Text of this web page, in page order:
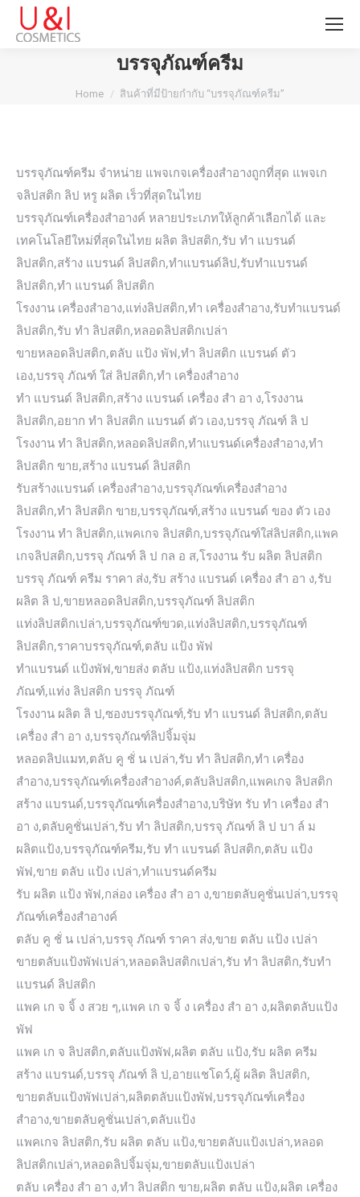
บรรจุภัณฑ์ครีม
You are here:
Home สินค้าที่มีป้ายกำกับ “บรรจุภัณฑ์ครีม”
บรรจุภัณฑ์ครีม จำหน่าย แพจเกจเครื่องสำอางถูกที่สุด แพจเก
จลิปสติก ลิป หรู ผลิต เร็วที่สุดในไทย
บรรจุภัณฑ์เครื่องสำอางค์ หลายประเภทให้ลูกค้าเลือกได้ และ
เทคโนโลยีใหม่ที่สุดในไทย ผลิต ลิปสติก,รับ ทำ แบรนด์
ลิปสติก,สร้าง แบรนด์ ลิปสติก,ทำแบรนด์ลิป,รับทำแบรนด์
ลิปสติก,ทำ แบรนด์ ลิปสติก
โรงงาน เครื่องสำอาง,แท่งลิปสติก,ทำ เครื่องสำอาง,รับทำแบรนด์
ลิปสติก,รับ ทํา ลิปสติก,หลอดลิปสติกเปล่า
ขายหลอดลิปสติก,ตลับ แป้ง พัฟ,ทํา ลิปสติก แบรนด์ ตัว
เอง,บรรจุ ภัณฑ์ ใส่ ลิปสติก,ทำ เครื่องสำอาง
ทำ แบรนด์ ลิปสติก,สร้าง แบรนด์ เครื่อง สํา อา ง,โรงงาน
ลิปสติก,อยาก ทำ ลิปสติก แบรนด์ ตัว เอง,บรรจุ ภัณฑ์ ลิ ป
โรงงาน ทำ ลิปสติก,หลอดลิปสติก,ทําแบรนด์เครื่องสําอาง,ทํา
ลิปสติก ขาย,สร้าง แบรนด์ ลิปสติก
รับสร้างแบรนด์ เครื่องสําอาง,บรรจุภัณฑ์เครื่องสำอาง
ลิปสติก,ทํา ลิปสติก ขาย,บรรจุภัณฑ์,สร้าง แบรนด์ ของ ตัว เอง
โรงงาน ทำ ลิปสติก,แพคเกจ ลิปสติก,บรรจุภัณฑ์ใส่ลิปสติก,แพค
เกจลิปสติก,บรรจุ ภัณฑ์ ลิ ป กล อ ส,โรงงาน รับ ผลิต ลิปสติก
บรรจุ ภัณฑ์ ครีม ราคา ส่ง,รับ สร้าง แบรนด์ เครื่อง สํา อา ง,รับ
ผลิต ลิ ป,ขายหลอดลิปสติก,บรรจุภัณฑ์ ลิปสติก
แท่งลิปสติกเปล่า,บรรจุภัณฑ์ขวด,แท่งลิปสติก,บรรจุภัณฑ์
ลิปสติก,ราคาบรรจุภัณฑ์,ตลับ แป้ง พัฟ
ทำแบรนด์ แป้งพัฟ,ขายส่ง ตลับ แป้ง,แท่งลิปสติก บรรจุ
ภัณฑ์,แท่ง ลิปสติก บรรจุ ภัณฑ์
โรงงาน ผลิต ลิ ป,ซองบรรจุภัณฑ์,รับ ทํา แบรนด์ ลิปสติก,ตลับ
เครื่อง สํา อา ง,บรรจุภัณฑ์ลิปจิ้มจุ่ม
หลอดลิปแมท,ตลับ คู ชั่ น เปล่า,รับ ทํา ลิปสติก,ทำ เครื่อง
สำอาง,บรรจุภัณฑ์เครื่องสำอางค์,ตลับลิปสติก,แพคเกจ ลิปสติก
สร้าง แบรนด์,บรรจุภัณฑ์เครื่องสำอาง,บริษัท รับ ทํา เครื่อง สํา
อา ง,ตลับคูชั่นเปล่า,รับ ทำ ลิปสติก,บรรจุ ภัณฑ์ ลิ ป บา ล์ ม
ผลิตแป้ง,บรรจุภัณฑ์ครีม,รับ ทำ แบรนด์ ลิปสติก,ตลับ แป้ง
พัฟ,ขาย ตลับ แป้ง เปล่า,ทำแบรนด์ครีม
รับ ผลิต แป้ง พัฟ,กล่อง เครื่อง สํา อา ง,ขายตลับคูชั่นเปล่า,บรรจุ
ภัณฑ์เครื่องสำอางค์
ตลับ คู ชั่ น เปล่า,บรรจุ ภัณฑ์ ราคา ส่ง,ขาย ตลับ แป้ง เปล่า
ขายตลับแป้งพัฟเปล่า,หลอดลิปสติกเปล่า,รับ ทำ ลิปสติก,รับทำ
แบรนด์ ลิปสติก
แพค เก จ จิ้ ง สวย ๆ,แพค เก จ จิ้ ง เครื่อง สํา อา ง,ผลิตตลับแป้ง
พัฟ
แพค เก จ ลิปสติก,ตลับแป้งพัฟ,ผลิต ตลับ แป้ง,รับ ผลิต ครีม
สร้าง แบรนด์,บรรจุ ภัณฑ์ ลิ ป,อายแชโดว์,ผู้ ผลิต ลิปสติก,
ขายตลับแป้งพัฟเปล่า,ผลิตตลับแป้งพัฟ,บรรจุภัณฑ์เครื่อง
สำอาง,ขายตลับคูชั่นเปล่า,ตลับแป้ง
แพคเกจ ลิปสติก,รับ ผลิต ตลับ แป้ง,ขายตลับแป้งเปล่า,หลอด
ลิปสติกเปล่า,หลอดลิปจิ้มจุ่ม,ขายตลับแป้งเปล่า
ตลับ เครื่อง สํา อา ง,ทำ ลิปสติก ขาย,ผลิต ตลับ แป้ง,ผลิต เครื่อง